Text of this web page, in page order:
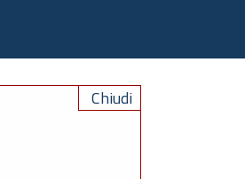
Chiudi